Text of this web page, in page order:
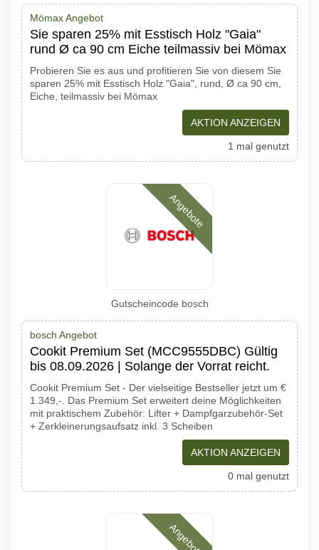
Mömax Angebot
Sie sparen 25% mit Esstisch Holz "Gaia"
rund Ø ca 90 cm Eiche teilmassiv bei Mömax
Probieren Sie es aus und profitieren Sie von diesem Sie
sparen 25% mit Esstisch Holz "Gaia", rund, Ø ca 90 cm,
Eiche, teilmassiv bei Mömax
AKTION ANZEIGEN
1 mal genutzt
Angebote
Gutscheincode bosch
bosch Angebot
Cookit Premium Set (MCC9555DBC) Gültig
bis 08.09.2026 | Solange der Vorrat reicht.
Cookit Premium Set - Der vielseitige Bestseller jetzt um €
1.349,-. Das Premium Set erweitert deine Möglichkeiten
mit praktischem Zubehör: Lifter + Dampfgarzubehör-Set
+ Zerkleinerungsaufsatz inkl. 3 Scheiben
AKTION ANZEIGEN
0 mal genutzt
Angebote